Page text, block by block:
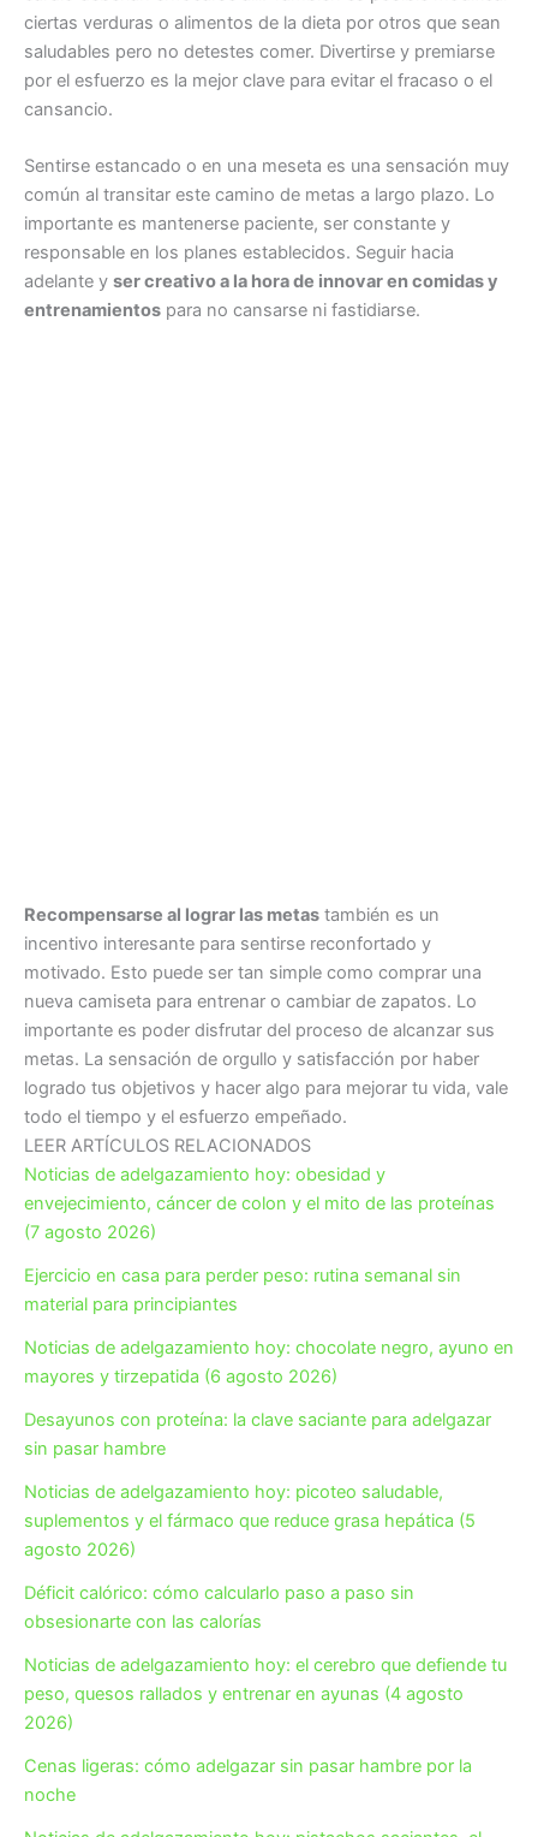
ciertas verduras o alimentos de la dieta por otros que sean
saludables pero no detestes comer. Divertirse y premiarse
por el esfuerzo es la mejor clave para evitar el fracaso o el
cansancio.
Sentirse estancado o en una meseta es una sensación muy
común al transitar este camino de metas a largo plazo. Lo
importante es mantenerse paciente, ser constante y
responsable en los planes establecidos. Seguir hacia
adelante y ser creativo a la hora de innovar en comidas y
entrenamientos para no cansarse ni fastidiarse.
Recompensarse al lograr las metas también es un
incentivo interesante para sentirse reconfortado y
motivado. Esto puede ser tan simple como comprar una
nueva camiseta para entrenar o cambiar de zapatos. Lo
importante es poder disfrutar del proceso de alcanzar sus
metas. La sensación de orgullo y satisfacción por haber
logrado tus objetivos y hacer algo para mejorar tu vida, vale
todo el tiempo y el esfuerzo empeñado.
LEER ARTÍCULOS RELACIONADOS
Noticias de adelgazamiento hoy: obesidad y
envejecimiento, cáncer de colon y el mito de las proteínas
(7 agosto 2026)
Ejercicio en casa para perder peso: rutina semanal sin
material para principiantes
Noticias de adelgazamiento hoy: chocolate negro, ayuno en
mayores y tirzepatida (6 agosto 2026)
Desayunos con proteína: la clave saciante para adelgazar
sin pasar hambre
Noticias de adelgazamiento hoy: picoteo saludable,
suplementos y el fármaco que reduce grasa hepática (5
agosto 2026)
Déficit calórico: cómo calcularlo paso a paso sin
obsesionarte con las calorías
Noticias de adelgazamiento hoy: el cerebro que defiende tu
peso, quesos rallados y entrenar en ayunas (4 agosto
2026)
Cenas ligeras: cómo adelgazar sin pasar hambre por la
noche